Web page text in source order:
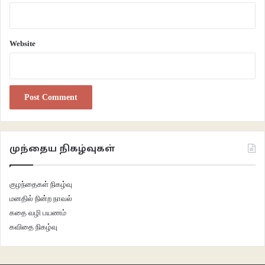
எந்தக் கூறுகளையும் சிதைக்காமல் உருவாக்க இயலுமென சைலான் நிகழ்த்திக்
Website
முந்தைய நிகழ்வுகள்
குழந்தைகள் நிகழ்வு
மனதில் நின்ற நாவல்
கதை வழி பயணம்
கவிதை நிகழ்வு